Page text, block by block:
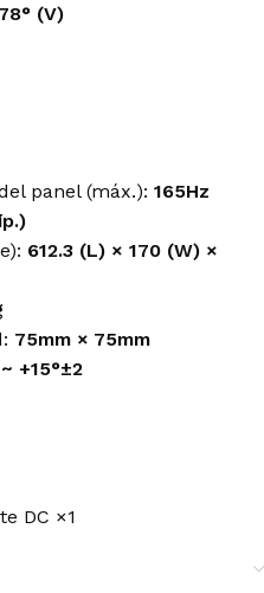
(V)
panel (máx.): 165Hz
612.3 (L) × 170 (W) ×
75mm × 75mm
+15°±2
DC ×1